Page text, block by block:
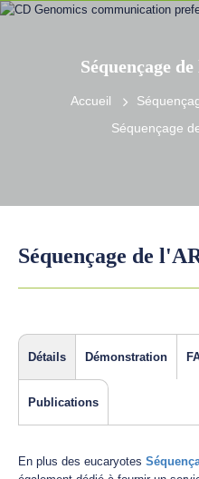
Séquençage
Accueil
Séquençage
Séquençage de
Détails Démonstration
Publications
En plus des eucaryotes